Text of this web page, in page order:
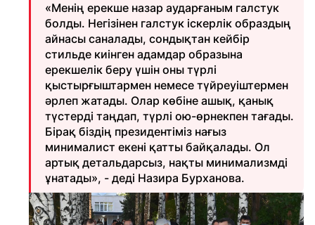
«Менің ерекше назар аударғаным галстук
болды. Негізінен галстук іскерлік образдың
айнасы саналады, сондықтан кейбір
стильде киінген адамдар образына
ерекшелік беру үшін оны түрлі
қыстырғыштармен немесе түйреуіштермен
әрлеп жатады. Олар көбіне ашық, қанық
түстерді таңдап, түрлі ою-өрнекпен тағады.
Бірақ біздің президентіміз нағыз
минималист екені қатты байқалады. Ол
артық детальдарсыз, нақты минимализмді
ұнатады», - деді Назира Бурханова.